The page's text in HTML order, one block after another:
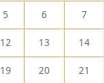
5 6 7
12 13 14
19 20 21